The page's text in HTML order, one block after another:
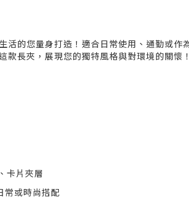
活的您量身打造！適合日常使用、通勤或作
款長夾，展現您的獨特風格與對環境的關懷！
卡片夾層
常或時尚搭配